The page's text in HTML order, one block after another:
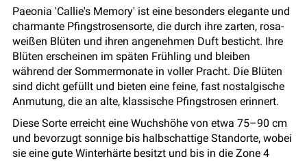
Paeonia 'Callie's Memory' ist eine besonders elegante und
charmante Pfingstrosensorte, die durch ihre zarten, rosa-
weißen Blüten und ihren angenehmen Duft besticht. Ihre
Blüten erscheinen im späten Frühling und bleiben
während der Sommermonate in voller Pracht. Die Blüten
sind dicht gefüllt und bieten eine feine, fast nostalgische
Anmutung, die an alte, klassische Pfingstrosen erinnert.
Diese Sorte erreicht eine Wuchshöhe von etwa 75–90 cm
und bevorzugt sonnige bis halbschattige Standorte, wobei
sie eine gute Winterhärte besitzt und bis in die Zone 4